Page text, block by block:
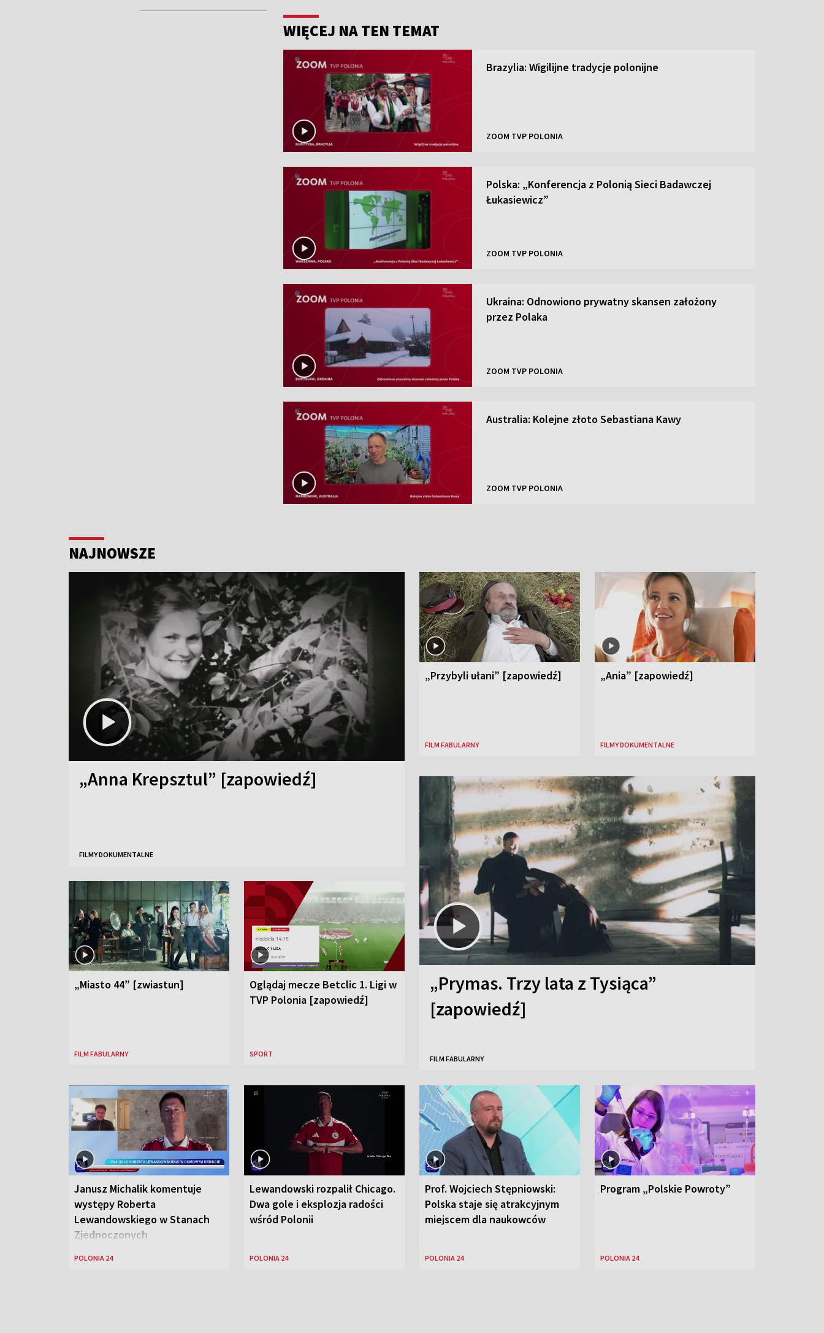
WIĘCEJ NA TEN TEMAT
Brazylia: Wigilijne tradycje polonijne
ZOOM TVP POLONIA
Polska: „Konferencja z Polonią Sieci Badawczej
Łukasiewicz”
ZOOM TVP POLONIA
Ukraina: Odnowiono prywatny skansen założony
przez Polaka
ZOOM TVP POLONIA
Australia: Kolejne złoto Sebastiana Kawy
ZOOM TVP POLONIA
NAJNOWSZE
„Anna Krepsztul” [zapowiedź]
FILMY DOKUMENTALNE
„Przybyli ułani” [zapowiedź]
FILM FABULARNY
„Ania” [zapowiedź]
FILMY DOKUMENTALNE
„Miasto 44” [zwiastun]
FILM FABULARNY
Oglądaj mecze Betclic 1. Ligi w
TVP Polonia [zapowiedź]
SPORT
„Prymas. Trzy lata z Tysiąca”
[zapowiedź]
FILM FABULARNY
Janusz Michalik komentuje
występy Roberta
Lewandowskiego w Stanach
Zjednoczonych
POLONIA 24
Lewandowski rozpalił Chicago.
Dwa gole i eksplozja radości
wśród Polonii
POLONIA 24
Prof. Wojciech Stępniowski:
Polska staje się atrakcyjnym
miejscem dla naukowców
POLONIA 24
Program „Polskie Powroty”
POLONIA 24